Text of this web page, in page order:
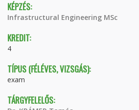
KÉPZÉS:
Infrastructural Engineering MSc
KREDIT:
4
TÍPUS (FÉLÉVES, VIZSGÁS):
exam
TÁRGYFELELŐS: